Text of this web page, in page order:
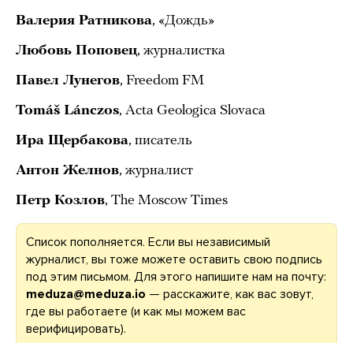
Валерия Ратникова, «Дождь»
Любовь Поповец, журналистка
Павел Лунегов, Freedom FM
Tomáš Lánczos, Acta Geologica Slovaca
Ира Щербакова, писатель
Антон Желнов, журналист
Петр Козлов, The Moscow Times
Список пополняется. Если вы независимый
журналист, вы тоже можете оставить свою подпись
под этим письмом. Для этого напишите нам на почту:
meduza@meduza.io — расскажите, как вас зовут,
где вы работаете (и как мы можем вас
верифицировать).